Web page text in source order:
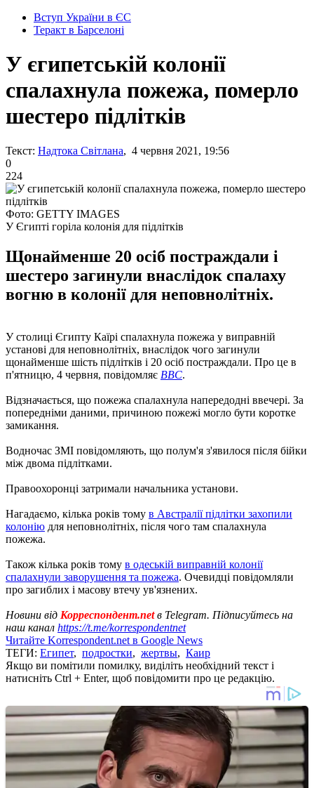
Вступ України в ЄС
Теракт в Барселоні
У єгипетській колонії
спалахнула пожежа, померло
шестеро підлітків
Текст: Надтока Світлана, 4 червня 2021, 19:56
0
224
Фото: GETTY IMAGES
У Єгипті горіла колонія для підлітків
Щонайменше 20 осіб постраждали і
шестеро загинули внаслідок спалаху
вогню в колонії для неповнолітніх.
У столиці Єгипту Каїрі спалахнула пожежа у виправній
установі для неповнолітніх, внаслідок чого загинули
щонайменше шість підлітків і 20 осіб постраждали. Про це в
п'ятницю, 4 червня, повідомляє BBC.
Відзначається, що пожежа спалахнула напередодні ввечері. За
попередніми даними, причиною пожежі могло бути коротке
замикання.
Водночас ЗМІ повідомляють, що полум'я з'явилося після бійки
між двома підлітками.
Правоохоронці затримали начальника установи.
Нагадаємо, кілька років тому в Австралії підлітки захопили
колонію для неповнолітніх, після чого там спалахнула
пожежа.
Також кілька років тому в одеській виправній колонії
спалахнули заворушення та пожежа. Очевидці повідомляли
про загиблих і масову втечу ув'язнених.
Новини від Корреспондент.netв Telegram. Підписуйтесь на
наш канал https://t.me/korrespondentnet
Читайте Korrespondent.net в Google News
ТЕГИ: Египет, подростки, жертвы, Каир
Якщо ви помітили помилку, виділіть необхідний текст і
натисніть Ctrl + Enter, щоб повідомити про це редакцію.